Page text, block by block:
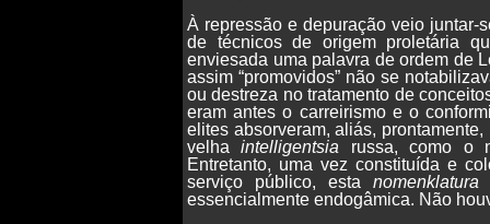
À repressão e depuração veio juntar-
de técnicos de origem proletária
enviesada uma palavra de ordem de
assim “promovidos” não se
ou destreza no tratamento de
eram antes o carreirismo e o
elites absorveram, aliás,
velhaintelligentsia russa, como o
Entretanto, uma vez constituída e
serviço público, esta nomenklatura
essencialmente endogâmica. Não